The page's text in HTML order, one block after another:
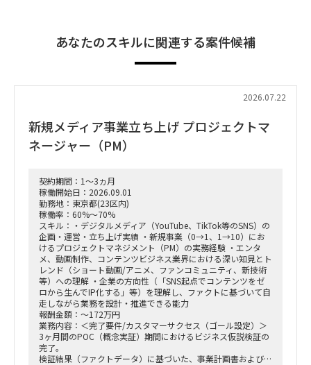
あなたのスキルに関連する案件候補
2026.07.22
新規メディア事業立ち上げ プロジェクトマ
ネージャー（PM）
契約期間：1～3ヵ月
稼働開始日：2026.09.01
勤務地：東京都(23区内)
稼働率：60%～70%
スキル：・デジタルメディア（YouTube、TikTok等のSNS）の
企画・運営・立ち上げ実績 ・新規事業（0→1、1→10）にお
けるプロジェクトマネジメント（PM）の実務経験 ・エンタ
メ、動画制作、コンテンツビジネス業界における深い知見とト
レンド（ショート動画/アニメ、ファンコミュニティ、新技術
等）への理解 ・企業の方向性（「SNS起点でコンテンツをゼ
ロから生んでIP化する」等）を理解し、ファクトに基づいて自
走しながら業務を設計・推進できる能力
報酬金額：～172万円
業務内容：＜完了要件/カスタマーサクセス（ゴール設定）＞
3ヶ月間のPOC（概念実証）期間におけるビジネス仮説検証の
完了。
検証結果（ファクトデータ）に基づいた、事業計画書および市